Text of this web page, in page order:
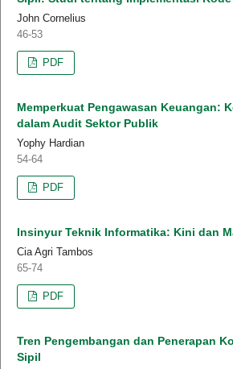
John Cornelius
46-53
PDF
Memperkuat Pengawasan Keuangan:
dalam Audit Sektor Publik
Yophy Hardian
54-64
PDF
Insinyur Teknik Informatika: Kini dan
Cia Agri Tambos
65-74
PDF
Tren Pengembangan dan Penerapan
Sipil